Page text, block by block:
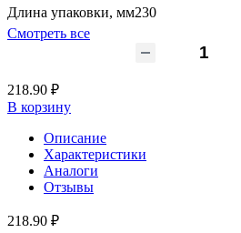
Длина упаковки, мм230
Смотреть все
218.90 ₽
В корзину
Описание
Характеристики
Аналоги
Отзывы
218.90 ₽